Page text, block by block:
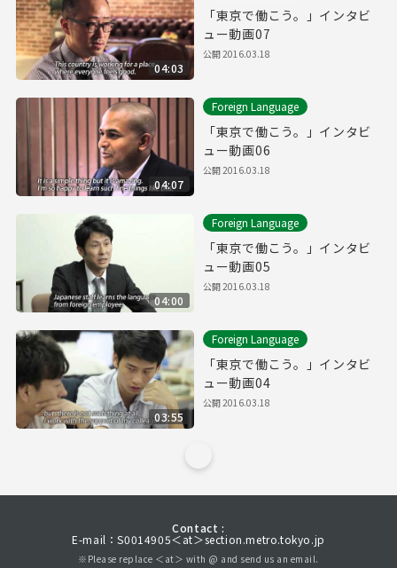
04:03
「東京で働こう。」インタビ
ュー動画07
公開2016.03.18
04:07
Foreign Language
「東京で働こう。」インタビ
ュー動画06
公開2016.03.18
04:00
Foreign Language
「東京で働こう。」インタビ
ュー動画05
公開2016.03.18
03:55
Foreign Language
「東京で働こう。」インタビ
ュー動画04
公開2016.03.18
Contact :
E-mail：S0014905＜at＞section.metro.tokyo.jp
※Please replace ＜at＞ with @ and send us an email.